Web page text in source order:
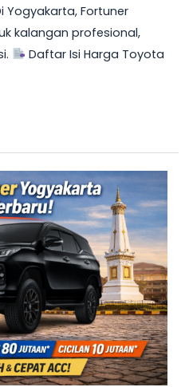
Yogyakarta, Fortuner
kalangan profesional,
Daftar Isi Harga Toyota